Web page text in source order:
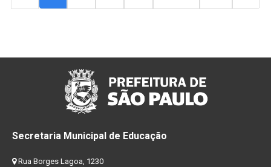
Secretaria Municipal de Educação
Rua Borges Lagoa, 1230